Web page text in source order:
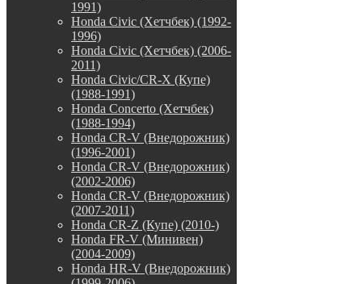
1991)
Honda Civic (Хетчбек) (1992-
1996)
Honda Civic (Хетчбек) (2006-
2011)
Honda Civic/CR-X (Купе)
(1988-1991)
Honda Concerto (Хетчбек)
(1988-1994)
Honda CR-V (Внедорожник)
(1996-2001)
Honda CR-V (Внедорожник)
(2002-2006)
Honda CR-V (Внедорожник)
(2007-2011)
Honda CR-Z (Купе) (2010-)
Honda FR-V (Минивен)
(2004-2009)
Honda HR-V (Внедорожник)